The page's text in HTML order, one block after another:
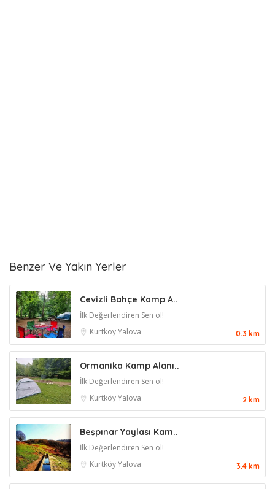
Benzer Ve Yakın Yerler
Cevizli Bahçe Kamp A..
İlk Değerlendiren Sen ol!
KurtköyYalova 0.3 km
Ormanika Kamp Alanı..
İlk Değerlendiren Sen ol!
KurtköyYalova 2 km
Beşpınar Yaylası Kam..
İlk Değerlendiren Sen ol!
KurtköyYalova 3.4 km